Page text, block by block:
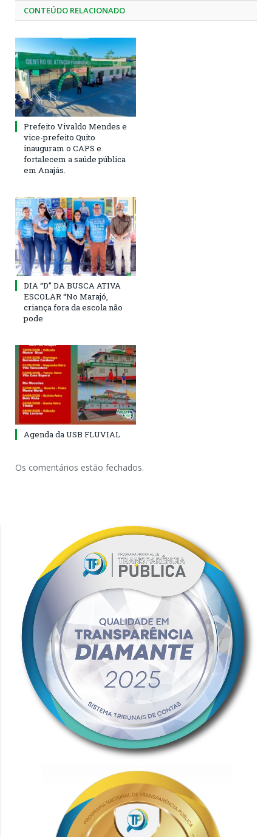
CONTEÚDO RELACIONADO
Prefeito Vivaldo Mendes e
vice-prefeito Quito
inauguram o CAPS e
fortalecem a saúde pública
em Anajás.
DIA “D” DA BUSCA ATIVA
ESCOLAR “No Marajó,
criança fora da escola não
pode
Agenda da USB FLUVIAL
Os comentários estão fechados.